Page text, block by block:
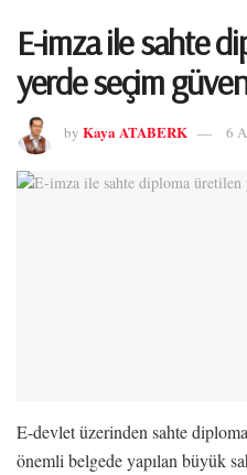
E-imza ile sahte
yerde seçim
by Kaya ATABERK 6
E-devlet üzerinden sahte
önemli belgede yapılan büyük